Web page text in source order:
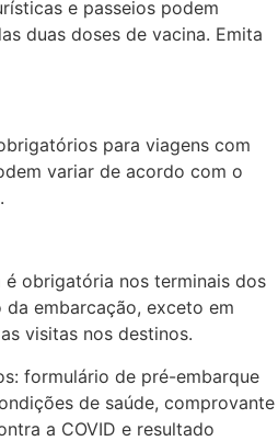
e passeios podem
duas doses de vacina. Emita
para viagens com
variar de acordo com o
obrigatória nos terminais dos
embarcação, exceto em
visitas nos destinos.
formulário de pré-embarque
de saúde, comprovante
a COVID e resultado